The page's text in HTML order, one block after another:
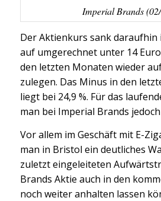
Imperial Brands
Der Aktienkurs sank daraufhin
auf umgerechnet unter 14
den letzten Monaten wieder
zulegen. Das Minus in den
liegt bei 24,9 %. Für das
man bei Imperial Brands
Vor allem im Geschäft mit E-
man in Bristol ein deutliches
zuletzt eingeleiteten
Brands Aktie auch in den
noch weiter anhalten lassen